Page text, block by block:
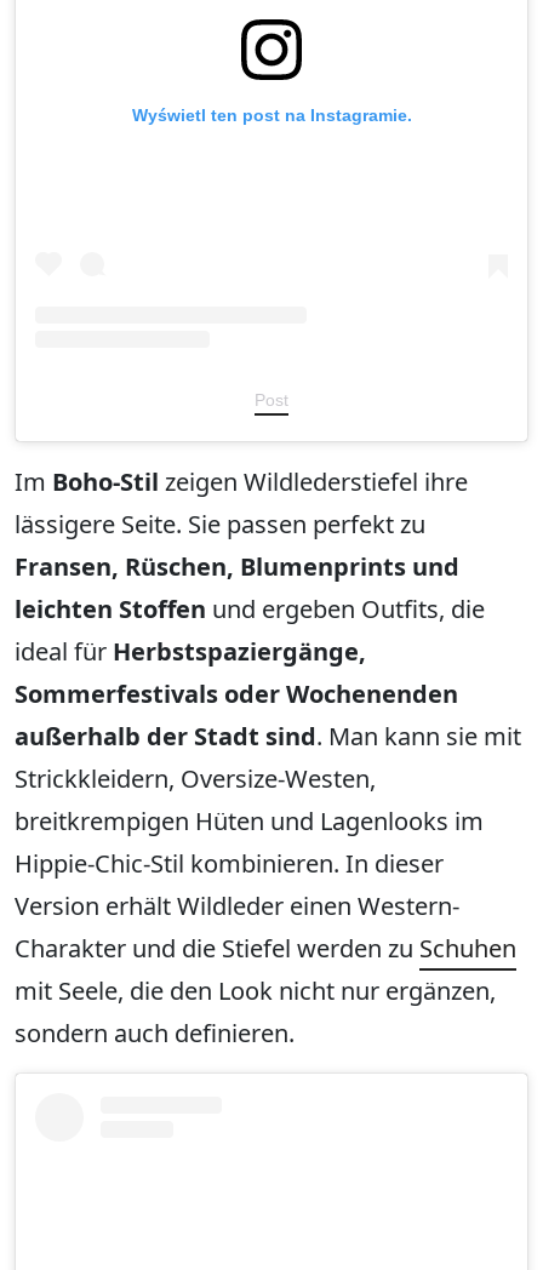
Wyświetl ten post na Instagramie.
Post
Im Boho-Stil zeigen Wildlederstiefel ihre
lässigere Seite. Sie passen perfekt zu
Fransen, Rüschen, Blumenprints und
leichten Stoffen und ergeben Outfits, die
ideal für Herbstspaziergänge,
Sommerfestivals oder Wochenenden
außerhalb der Stadt sind. Man kann sie mit
Strickkleidern, Oversize-Westen,
breitkrempigen Hüten und Lagenlooks im
Hippie-Chic-Stil kombinieren. In dieser
Version erhält Wildleder einen Western-
Charakter und die Stiefel werden zu Schuhen
mit Seele, die den Look nicht nur ergänzen,
sondern auch definieren.